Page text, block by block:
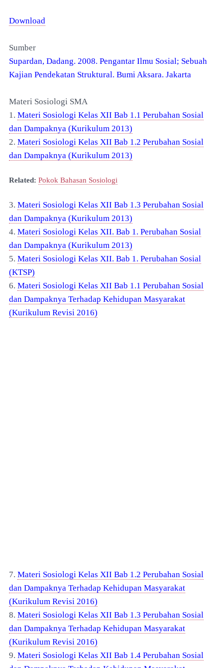
Download
Sumber
Supardan, Dadang. 2008. Pengantar Ilmu Sosial; Sebuah
Kajian Pendekatan Struktural. Bumi Aksara. Jakarta
Materi Sosiologi SMA
1. Materi Sosiologi Kelas XII Bab 1.1 Perubahan Sosial
dan Dampaknya (Kurikulum 2013)
2. Materi Sosiologi Kelas XII Bab 1.2 Perubahan Sosial
dan Dampaknya (Kurikulum 2013)
Related: Pokok Bahasan Sosiologi
3. Materi Sosiologi Kelas XII Bab 1.3 Perubahan Sosial
dan Dampaknya (Kurikulum 2013)
4. Materi Sosiologi Kelas XII. Bab 1. Perubahan Sosial
dan Dampaknya (Kurikulum 2013)
5. Materi Sosiologi Kelas XII. Bab 1. Perubahan Sosial
(KTSP)
6. Materi Sosiologi Kelas XII Bab 1.1 Perubahan Sosial
dan Dampaknya Terhadap Kehidupan Masyarakat
(Kurikulum Revisi 2016)
7. Materi Sosiologi Kelas XII Bab 1.2 Perubahan Sosial
dan Dampaknya Terhadap Kehidupan Masyarakat
(Kurikulum Revisi 2016)
8. Materi Sosiologi Kelas XII Bab 1.3 Perubahan Sosial
dan Dampaknya Terhadap Kehidupan Masyarakat
(Kurikulum Revisi 2016)
9. Materi Sosiologi Kelas XII Bab 1.4 Perubahan Sosial